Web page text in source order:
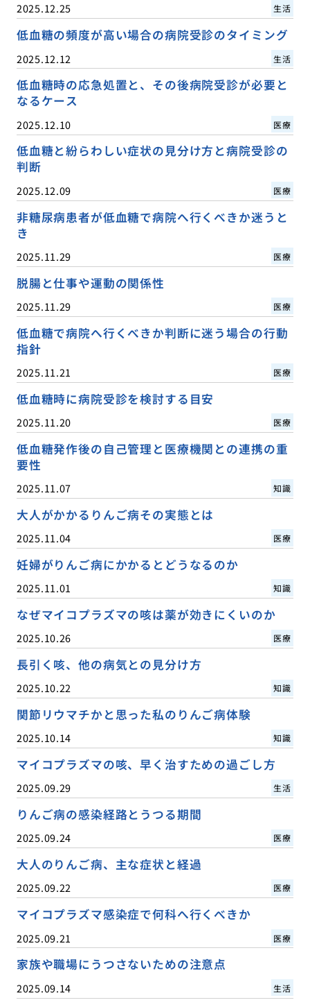
2025.12.25 生活
低血糖の頻度が高い場合の病院受診のタイミング
2025.12.12 生活
低血糖時の応急処置と、その後病院受診が必要と
なるケース
2025.12.10 医療
低血糖と紛らわしい症状の見分け方と病院受診の
判断
2025.12.09 医療
非糖尿病患者が低血糖で病院へ行くべきか迷うと
き
2025.11.29 医療
脱腸と仕事や運動の関係性
2025.11.29 医療
低血糖で病院へ行くべきか判断に迷う場合の行動
指針
2025.11.21 医療
低血糖時に病院受診を検討する目安
2025.11.20 医療
低血糖発作後の自己管理と医療機関との連携の重
要性
2025.11.07 知識
大人がかかるりんご病その実態とは
2025.11.04 医療
妊婦がりんご病にかかるとどうなるのか
2025.11.01 知識
なぜマイコプラズマの咳は薬が効きにくいのか
2025.10.26 医療
長引く咳、他の病気との見分け方
2025.10.22 知識
関節リウマチかと思った私のりんご病体験
2025.10.14 知識
マイコプラズマの咳、早く治すための過ごし方
2025.09.29 生活
りんご病の感染経路とうつる期間
2025.09.24 医療
大人のりんご病、主な症状と経過
2025.09.22 医療
マイコプラズマ感染症で何科へ行くべきか
2025.09.21 医療
家族や職場にうつさないための注意点
2025.09.14 生活